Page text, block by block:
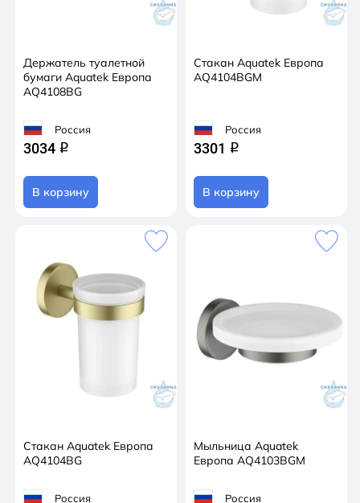
Держатель туалетной
бумаги Aquatek Европа
AQ4108BG
Россия
3034 q
В корзину
Стакан Aquatek Европа
AQ4104BGM
Россия
3301 q
В корзину
Стакан Aquatek Европа
AQ4104BG
Россия
Мыльница Aquatek
Европа AQ4103BGM
Россия